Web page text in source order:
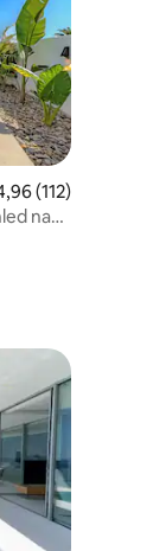
hodnocení
(112)
na